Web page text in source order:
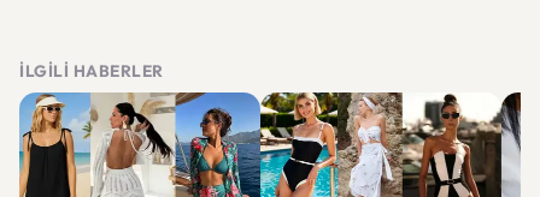
İLGILI HABERLER